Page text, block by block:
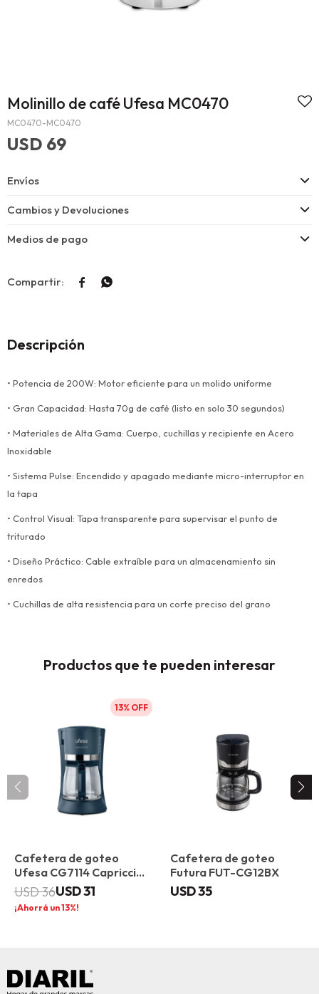
Molinillo de café Ufesa MC0470
MC0470-MC0470
USD 69
Envíos
Cambios y Devoluciones
Medios de pago
 
Descripción
• Potencia de 200W: Motor eficiente para un molido uniforme
• Gran Capacidad: Hasta 70g de café (listo en solo 30 segundos)
• Materiales de Alta Gama: Cuerpo, cuchillas y recipiente en Acero
Inoxidable
• Sistema Pulse: Encendido y apagado mediante micro-interruptor en
la tapa
• Control Visual: Tapa transparente para supervisar el punto de
triturado
• Diseño Práctico: Cable extraíble para un almacenamiento sin
enredos
• Cuchillas de alta resistencia para un corte preciso del grano
Productos que te pueden interesar
13
Cafetera de goteo
Ufesa CG7114 Capriccio
6 Compacta
USD31
USD36
13
Cafetera de goteo
Futura FUT-CG12BX
USD35